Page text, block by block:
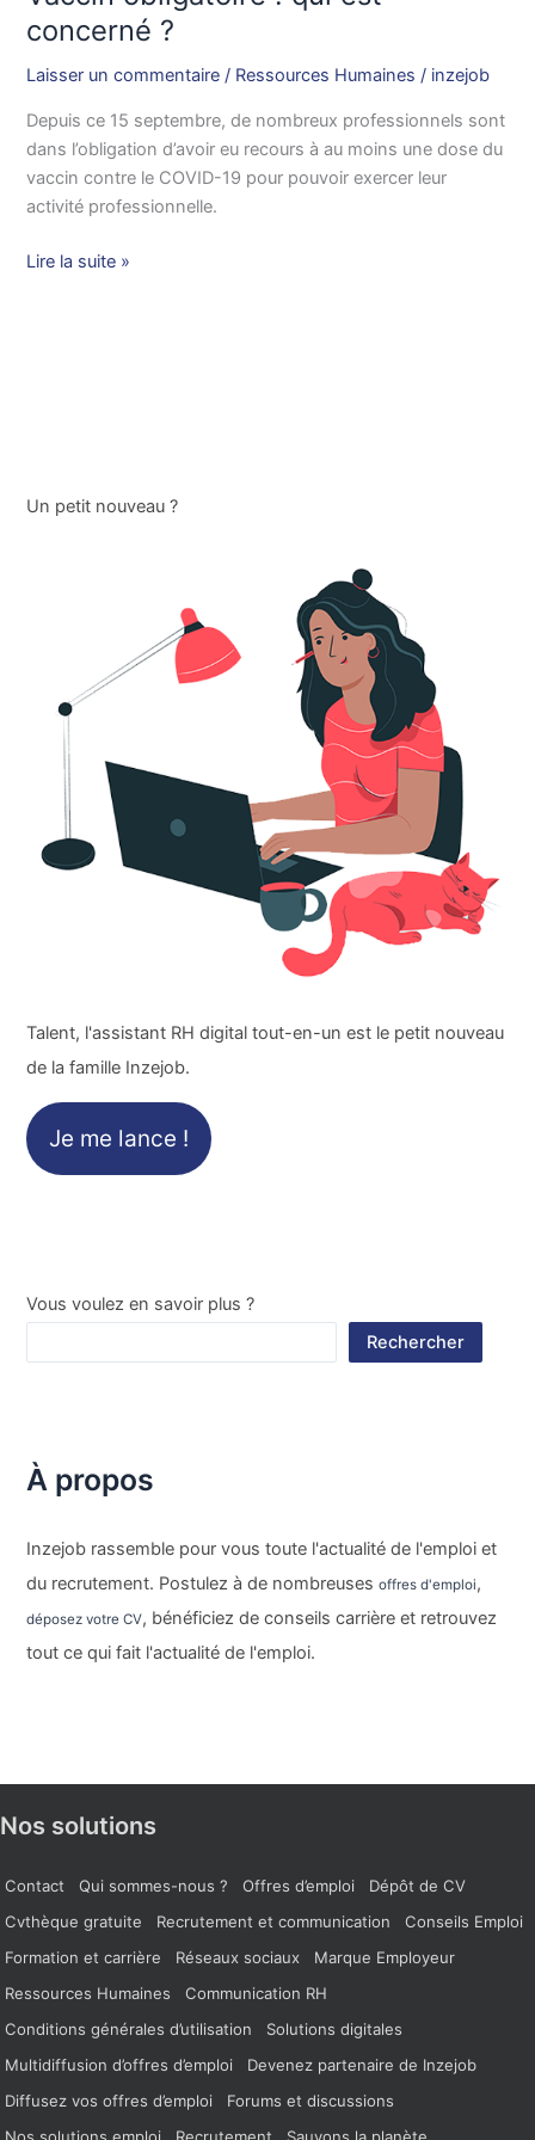
concerné ?
Laisser un commentaire / Ressources Humaines / inzejob
Depuis ce 15 septembre, de nombreux professionnels sont
dans l’obligation d’avoir eu recours à au moins une dose du
vaccin contre le COVID-19 pour pouvoir exercer leur
activité professionnelle.
?
Lire la suite »
Un petit nouveau ?
Talent, l'assistant RH digital tout-en-un est le petit nouveau
de la famille Inzejob.
Je me lance !
Vous voulez en savoir plus ?
Rechercher
À propos
Inzejob rassemble pour vous toute l'actualité de l'emploi et
du recrutement. Postulez à de nombreusesoffres d'emploi,
déposez votre CV, bénéficiez de conseils carrière et retrouvez
tout ce qui fait l'actualité de l'emploi.
Nos solutions
Contact Qui sommes-nous ? Offres d’emploi
Dépôt de CV
Cvthèque gratuite
Recrutement et communication
Conseils Emploi
Formation et carrière
Réseaux sociaux
Marque Employeur
Ressources Humaines
Communication RH
Conditions générales d’utilisation
Solutions digitales
Multidiffusion d’offres d’emploi
Devenez partenaire de Inzejob
Diffusez vos offres d’emploi
Forums et discussions